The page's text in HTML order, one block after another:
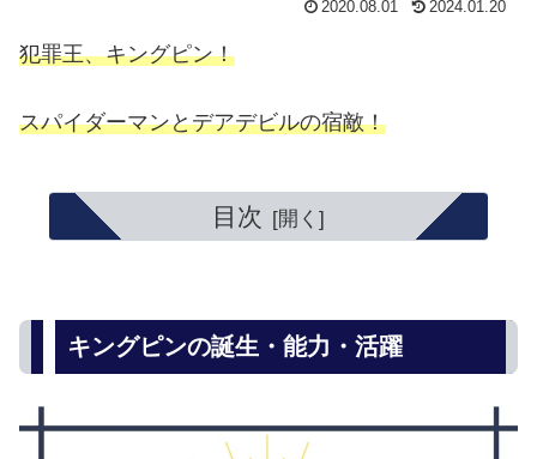
2020.08.01 2024.01.20
犯罪王、キングピン！
スパイダーマンとデアデビルの宿敵！
目次
キングピンの誕生・能力・活躍